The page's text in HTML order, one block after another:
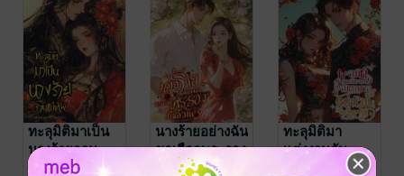
ทะลุมิติมาเป็น
นางร้ายจวน
แม่ทัพ
เกดกันยา /
นางร้ายอย่างฉัน
ขอเลือกพระรอง
ก็แล้วกัน ยุค
เกดกันยา/
ทะลุมิติมา
แต่งงานกับ
อันธพาลของหมู
เกดกันยา